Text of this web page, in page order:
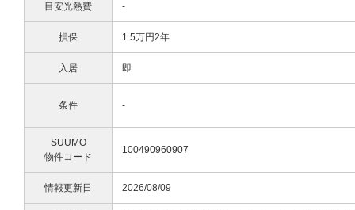
目安光熱費 -
損保 1.5万円2年
入居 即
条件 -
SUUMO
物件コード
100490960907
情報更新日 2026/08/09